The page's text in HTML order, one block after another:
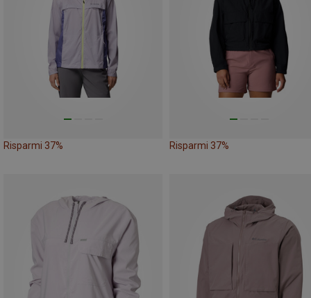
Risparmi 37% Risparmi 37%